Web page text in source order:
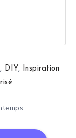
, DIY, Inspiration